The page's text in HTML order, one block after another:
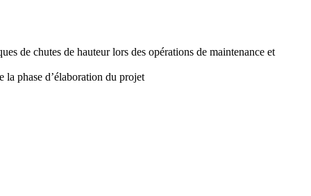
de chutes de hauteur lors des opérations de maintenance et
la phase d’élaboration du projet